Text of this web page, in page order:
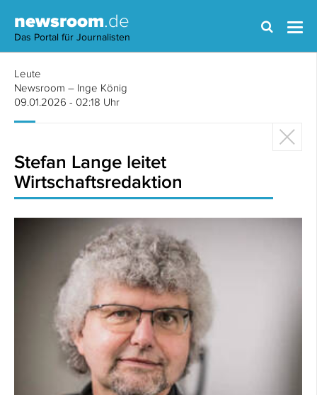
newsroom.de
Das Portal für Journalisten
Leute
Newsroom – Inge König
09.01.2026 - 02:18 Uhr
Stefan Lange leitet
Wirtschaftsredaktion